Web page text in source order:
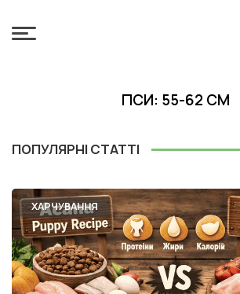
ПСИ: 55-62 СМ
ПОПУЛЯРНІ СТАТТІ
ХАРЧУВАННЯ